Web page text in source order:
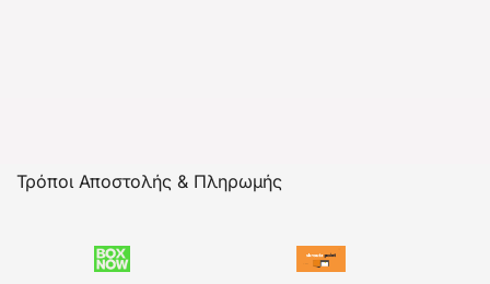
Τρόποι Αποστολής & Πληρωμής